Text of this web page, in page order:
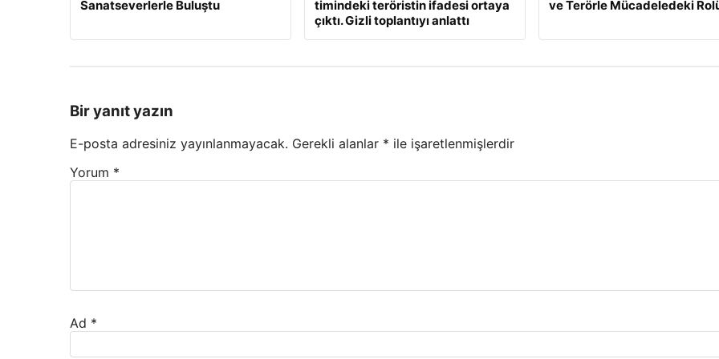
Sanatseverlerle Buluştu
timindeki teröristin ifadesi ortaya
çıktı. Gizli toplantıyı anlattı
ve Terörle Mücadeledeki
Bir yanıt yazın
E-posta adresiniz yayınlanmayacak. Gerekli alanlar * ile işaretlenmişlerdir
Yorum *
Ad *